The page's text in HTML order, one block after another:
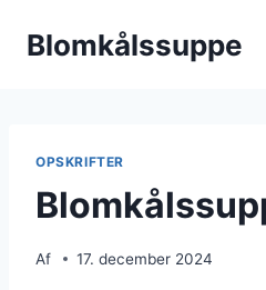
Blomkålssuppe
OPSKRIFTER
Af 17. december 2024